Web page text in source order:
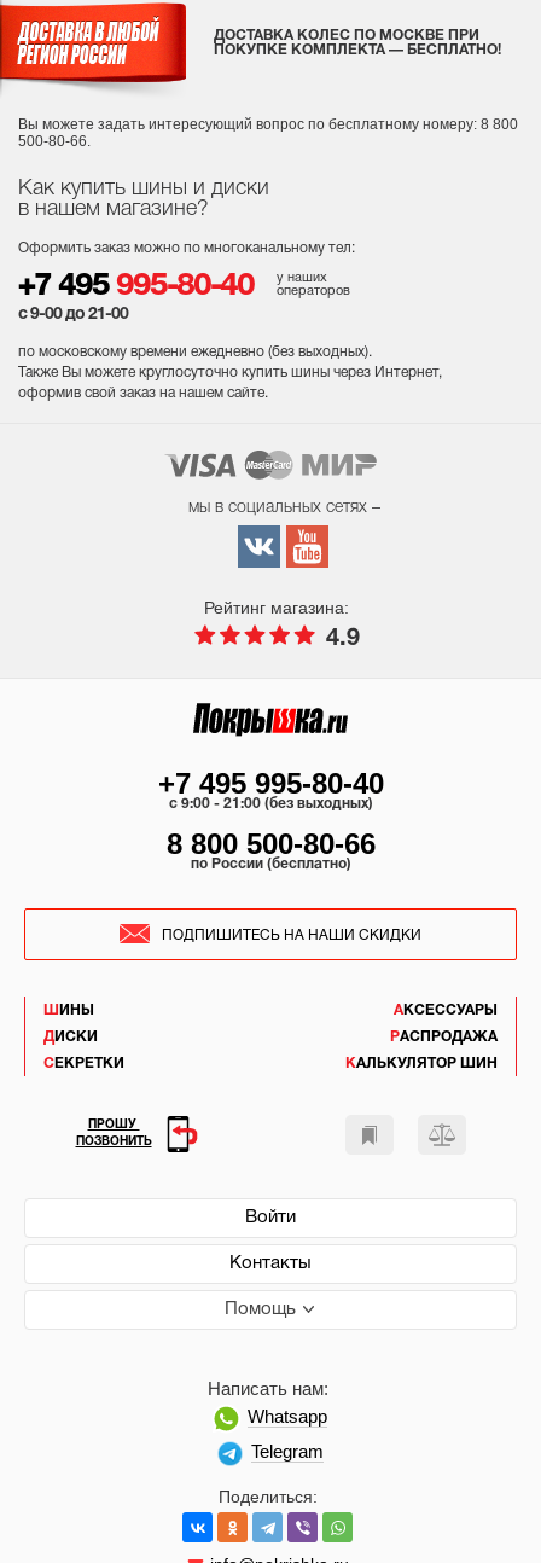
Как купить шины и диски
в нашем магазине?
Оформить заказ можно по многоканальному тел:
+7 495 995-80-40
у наших
операторов
с 9-00 до 21-00
по московскому времени ежедневно (без выходных).
Также Вы можете круглосуточно купить шины через Интернет,
оформив свой заказ на нашем сайте.
ДОСТАВКА КОЛЕС ПО МОСКВЕ ПРИ
ПОКУПКЕ КОМПЛЕКТА — БЕСПЛАТНО!
Вы можете задать интересующий вопрос по бесплатному номеру: 8 800
500-80-66.
мы в социальных сетях –
Рейтинг магазина:
4.9
ШИНЫ
ДИСКИ
СЕКРЕТКИ
АКСЕССУАРЫ
РАСПРОДАЖА
КАЛЬКУЛЯТОР ШИН
Войти
Контакты
Помощь
Поделиться:
Написать нам:
Whatsapp
Telegram
+7 495 995-80-40
c 9:00 - 21:00 (без выходных)
8 800 500-80-66
по России (бесплатно)
ПОДПИШИТЕСЬ НА НАШИ СКИДКИ
ПРОШУ
ПОЗВОНИТЬ